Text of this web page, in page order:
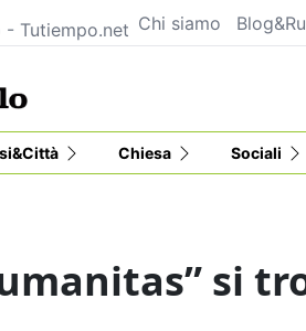
- Tutiempo.net Chi siamo
Chiesa Sociali
si